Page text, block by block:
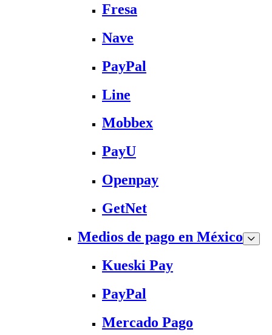
Fresa
Nave
PayPal
Line
Mobbex
PayU
Openpay
GetNet
Medios de pago en México
Kueski Pay
PayPal
Mercado Pago